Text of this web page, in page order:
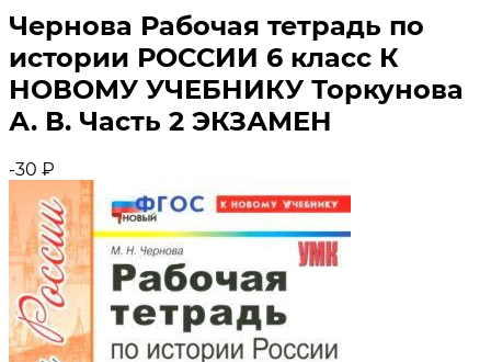
Чернова Рабочая тетрадь по
истории РОССИИ 6 класс К
НОВОМУ УЧЕБНИКУ Торкунова
А. В. Часть 2 ЭКЗАМЕН
-30 ₽